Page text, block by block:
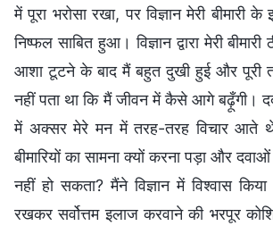
में पूरा भरोसा रखा, पर विज्ञान मेरी बीमारी
निष्फल साबित हुआ। विज्ञान द्वारा मेरी
आशा टूटने के बाद मैं बहुत दुखी हुई और पूरी
नहीं पता था कि मैं जीवन में कैसे आगे बढ़ूँगी।
में अक्सर मेरे मन में तरह-तरह विचार आते
बीमारियों का सामना क्यों करना पड़ा और
नहीं हो सकता? मैंने विज्ञान में विश्वास
रखकर सर्वोत्तम इलाज करवाने की भरपूर